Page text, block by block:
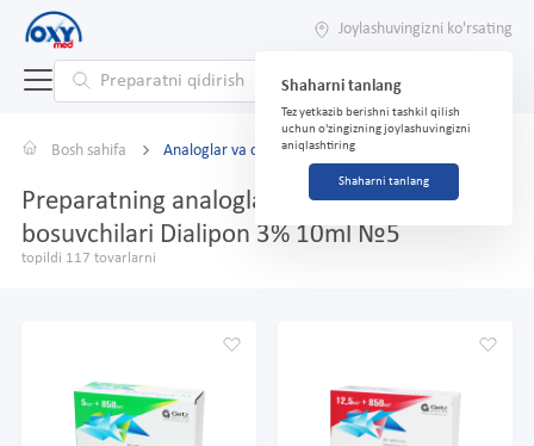
Joylashuvingizni ko'rsating
Shaharni tanlang
Tez yetkazib berishni tashkil qilish
uchun o'zingizning joylashuvingizni
aniqlashtiring
Shaharni tanlang
Bosh sahifa Analoglar va o'rnini bosuvchilar
Preparatning analoglari va o'rnini
bosuvchilari Dialipon 3% 10ml №5
topildi 117 tovarlarni